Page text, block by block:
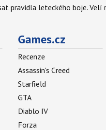
pravidla leteckého boje.
Games.cz
Recenze
Assassin's Creed
Starfield
GTA
Diablo IV
Forza